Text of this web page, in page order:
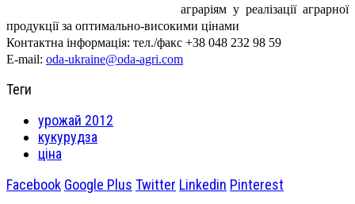
аграріям у реалізації аграрної
продукції за оптимально-високими цінами
Контактна інформація: тел./факс +38 048 232 98 59
Е-mail: oda-ukraine@oda-agri.com
Теги
урожай 2012
кукурудза
ціна
Facebook Google Plus Twitter Linkedin Pinterest